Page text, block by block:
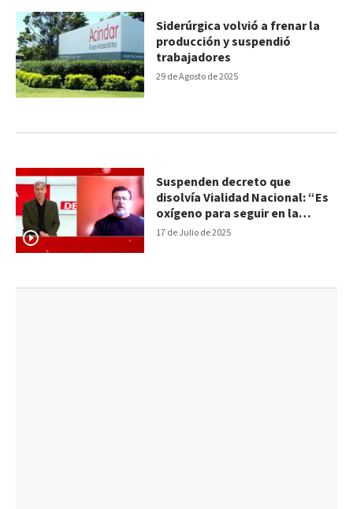
29 de Agosto de 2025
Siderúrgica volvió a frenar la
producción y suspendió
trabajadores
17 de Julio de 2025
Suspenden decreto que
disolvía Vialidad Nacional: “Es
oxígeno para seguir en la
lucha”